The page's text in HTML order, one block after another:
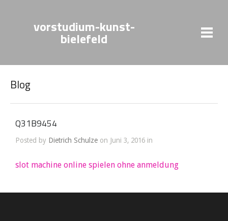
vorstudium-kunst-
bielefeld
Blog
Q31B9454
Posted by Dietrich Schulze on Juni 3, 2016 in
slot machine online spielen ohne anmeldung